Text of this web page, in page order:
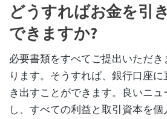
どうすればお金を引
できますか?
必要書類をすべてご提出いただ
ります。そうすれば、銀行口座
き出すことができます。良いニュ
し、すべての利益と取引資本を